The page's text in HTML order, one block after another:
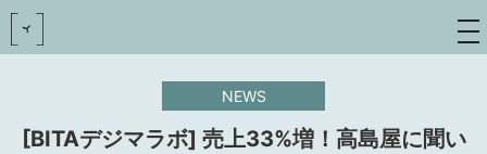
toggle
NEWS
[BITAデジマラボ] 売上33%増！高島屋に聞い